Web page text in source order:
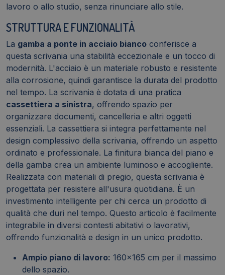
lavoro o allo studio, senza rinunciare allo stile.
STRUTTURA E FUNZIONALITÀ
La gamba a ponte in acciaio bianco conferisce a
questa scrivania una stabilità eccezionale e un tocco di
modernità. L'acciaio è un materiale robusto e resistente
alla corrosione, quindi garantisce la durata del prodotto
nel tempo. La scrivania è dotata di una pratica
cassettiera a sinistra, offrendo spazio per
organizzare documenti, cancelleria e altri oggetti
essenziali. La cassettiera si integra perfettamente nel
design complessivo della scrivania, offrendo un aspetto
ordinato e professionale. La finitura bianca del piano e
della gamba crea un ambiente luminoso e accogliente.
Realizzata con materiali di pregio, questa scrivania è
progettata per resistere all'usura quotidiana. È un
investimento intelligente per chi cerca un prodotto di
qualità che duri nel tempo. Questo articolo è facilmente
integrabile in diversi contesti abitativi o lavorativi,
offrendo funzionalità e design in un unico prodotto.
Ampio piano di lavoro: 160x165 cm per il massimo
dello spazio.